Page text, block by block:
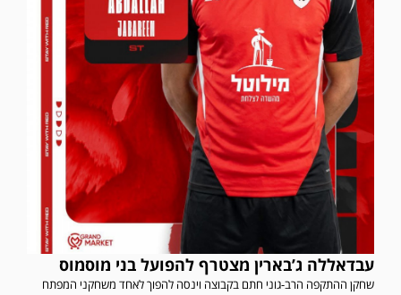
עבדאללה ג’בארין מצטרף להפועל בני מוסמוס
שחקן ההתקפה הרב-גוני חתם בקבוצה וינסה להפוך לאחד משחקני המפתח